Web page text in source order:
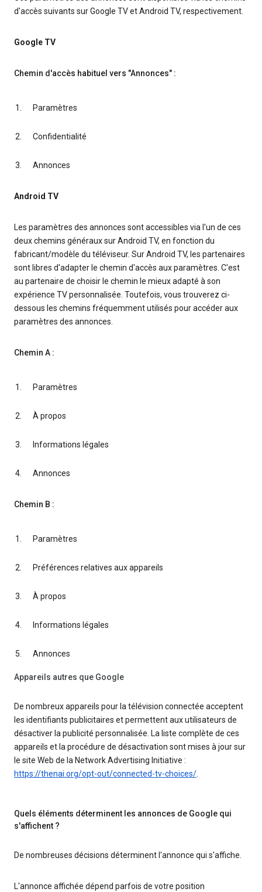
d'accès suivants sur Google TV et Android TV, respectivement.
Google TV
Chemin d'accès habituel vers "Annonces" :
Paramètres
Confidentialité
Annonces
Android TV
Les paramètres des annonces sont accessibles via l'un de ces
deux chemins généraux sur Android TV, en fonction du
fabricant/modèle du téléviseur. Sur Android TV, les partenaires
sont libres d'adapter le chemin d'accès aux paramètres. C'est
au partenaire de choisir le chemin le mieux adapté à son
expérience TV personnalisée. Toutefois, vous trouverez ci-
dessous les chemins fréquemment utilisés pour accéder aux
paramètres des annonces.
Chemin A :
Paramètres
À propos
Informations légales
Annonces
Chemin B :
Paramètres
Préférences relatives aux appareils
À propos
Informations légales
Annonces
Appareils autres que Google
De nombreux appareils pour la télévision connectée acceptent
les identifiants publicitaires et permettent aux utilisateurs de
désactiver la publicité personnalisée. La liste complète de ces
appareils et la procédure de désactivation sont mises à jour sur
le site Web de la Network Advertising Initiative :
https://thenai.org/opt-out/connected-tv-choices/.
Quels éléments déterminent les annonces de Google qui
s'affichent ?
De nombreuses décisions déterminent l'annonce qui s'affiche.
L'annonce affichée dépend parfois de votre position